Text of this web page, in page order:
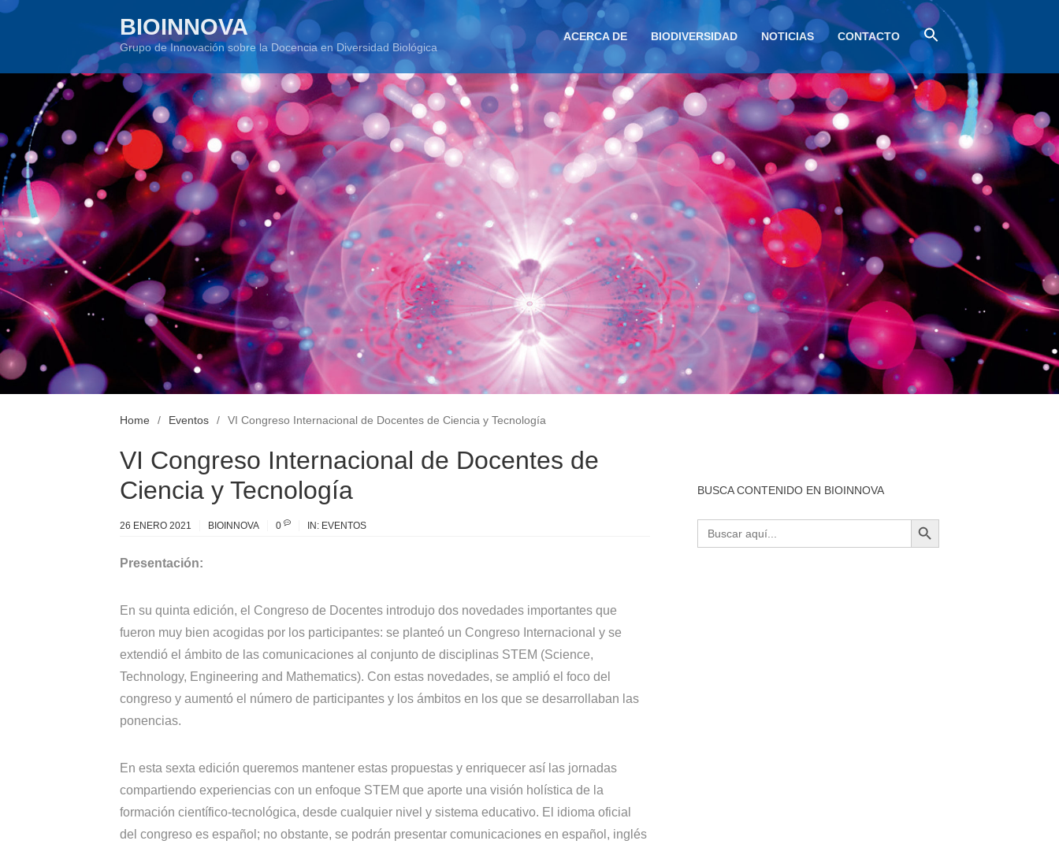
Skip
BIOINNOVA
Grupo de Innovación sobre la Docencia en Diversidad Biológica
ACERCA DE BIODIVERSIDAD NOTICIAS CONTACTO
Home Eventos VI Congreso Internacional de Docentes de Ciencia y Tecnología
VI Congreso Internacional de Docentes de
Ciencia y Tecnología
26 ENERO 2021 BIOINNOVA 0 IN: EVENTOS
Presentación:
En su quinta edición, el Congreso de Docentes introdujo dos novedades importantes que
fueron muy bien acogidas por los participantes: se planteó un Congreso Internacional y se
extendió el ámbito de las comunicaciones al conjunto de disciplinas STEM (Science,
Technology, Engineering and Mathematics). Con estas novedades, se amplió el foco del
congreso y aumentó el número de participantes y los ámbitos en los que se desarrollaban las
ponencias.
En esta sexta edición queremos mantener estas propuestas y enriquecer así las jornadas
compartiendo experiencias con un enfoque STEM que aporte una visión holística de la
formación científico-tecnológica, desde cualquier nivel y sistema educativo. El idioma oficial
del congreso es español; no obstante, se podrán presentar comunicaciones en español, inglés
BUSCA CONTENIDO EN BIOINNOVA
Buscar: BOTÓN DE BÚSQUEDA